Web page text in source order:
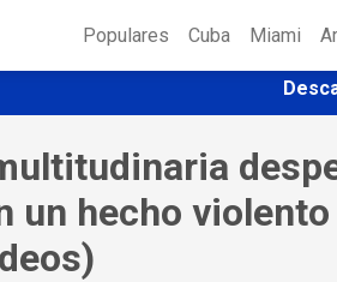
Populares Cuba Miami
un hecho violento